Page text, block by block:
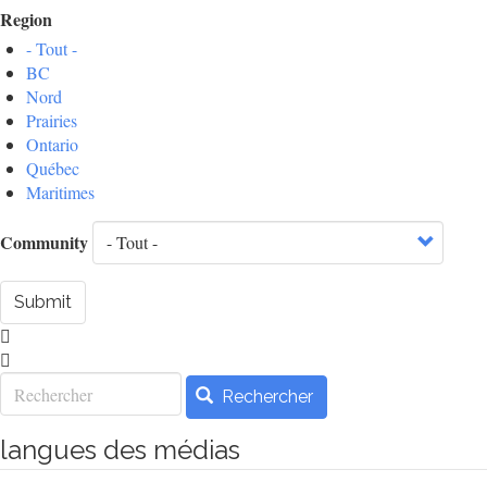
Region
- Tout -
BC
Nord
Prairies
Ontario
Québec
Maritimes
Community
Submit
Rechercher
Rechercher
langues des médias